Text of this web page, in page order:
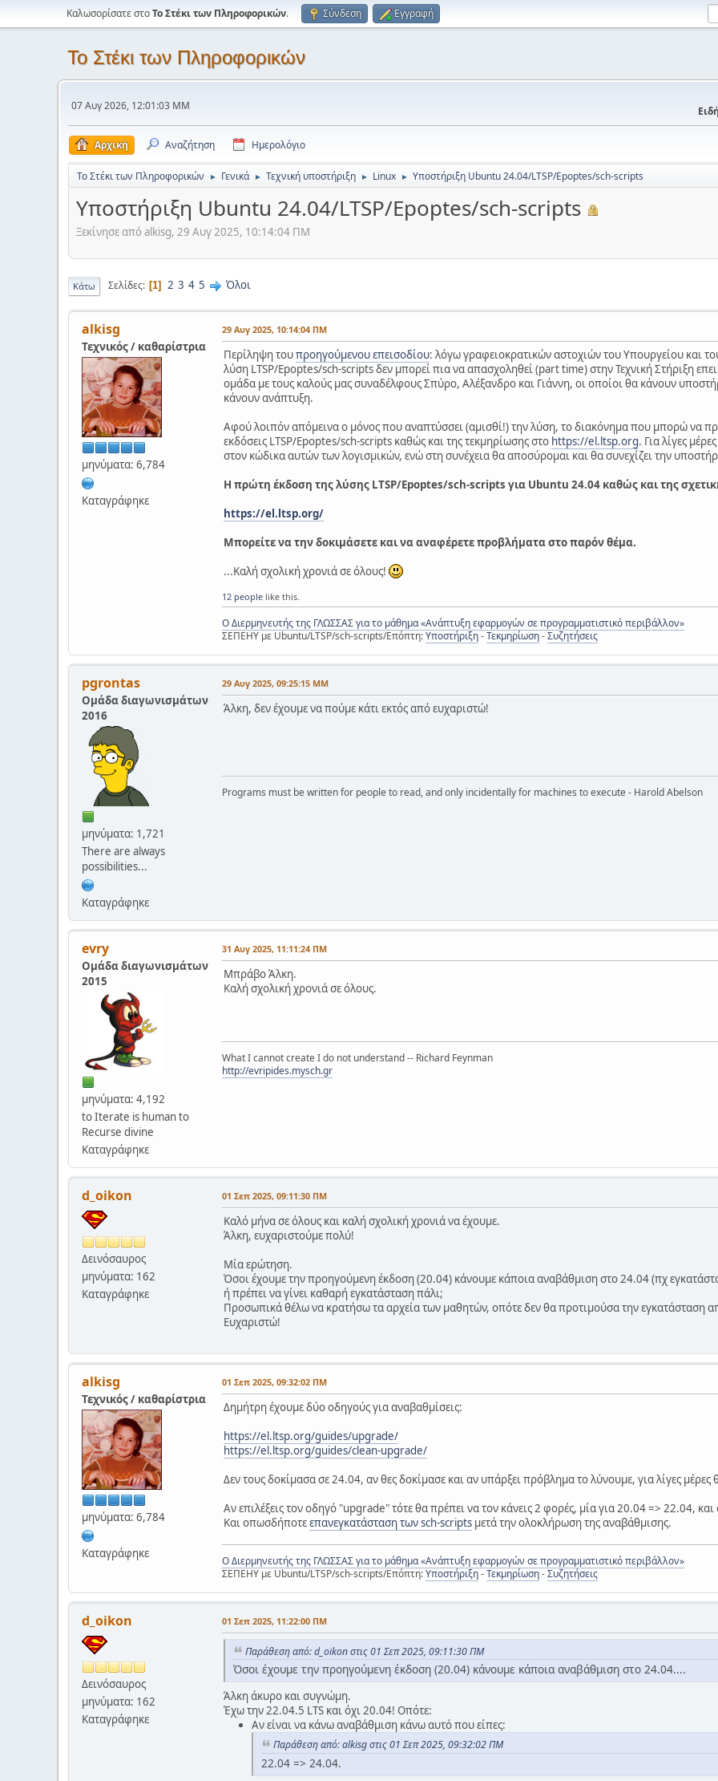
Καλωσορίσατε στοΤο Στέκι των Πληροφορικών. Σύνδεση Εγγραφή
Το Στέκι των Πληροφορικών
07 Αυγ 2026, 12:01:03 ΜΜ
Αρχική Αναζήτηση Ημερολόγιο
Το Στέκι των Πληροφορικών ► Γενικά ► Τεχνική υποστήριξη ► Linux ► Υποστήριξη Ubuntu 24.04/LTSP/Epoptes/sch-scripts
Υποστήριξη Ubuntu 24.04/LTSP/Epoptes/sch-scripts
Ξεκίνησε από alkisg, 29 Αυγ 2025, 10:14:04 ΠΜ
Κάτω Σελίδες 1 2 3 4 5 Όλοι
alkisg
Τεχνικός / καθαρίστρια
μηνύματα: 6,784
Καταγράφηκε
29 Αυγ 2025, 10:14:04 ΠΜ
Περίληψη τουπροηγούμενου επεισοδίου: λόγω γραφειοκρατικών αστοχιών του Υπουργείου και
λύση LTSP/Epoptes/sch-scripts δεν μπορεί πια να απασχοληθεί (part time) στην Τεχνική Στήριξη
ομάδα με τους καλούς μας συναδέλφους Σπύρο, Αλέξανδρο και Γιάννη, οι οποίοι θα κάνουν
κάνουν ανάπτυξη.
Αφού λοιπόν απόμεινα ο μόνος που αναπτύσσει (αμισθί!) την λύση, το διακόνημα που μπορώ να
εκδόσεις LTSP/Epoptes/sch-scripts καθώς και της τεκμηρίωσης στο https://el.ltsp.org. Για λίγες
στον κώδικα αυτών των λογισμικών, ενώ στη συνέχεια θα αποσύρομαι και θα συνεχίζει την
Η πρώτη έκδοση της λύσης LTSP/Epoptes/sch-scripts για Ubuntu 24.04 καθώς και της
https://el.ltsp.org/
Μπορείτε να την δοκιμάσετε και να αναφέρετε προβλήματα στο παρόν θέμα.
...Καλή σχολική χρονιά σε όλους!
12 people like this.
Ο Διερμηνευτής της ΓΛΩΣΣΑΣ για το μάθημα «Ανάπτυξη εφαρμογών σε προγραμματιστικό περιβάλλον»
ΣΕΠΕΗΥ με Ubuntu/LTSP/sch-scripts/Επόπτη:Υποστήριξη-Τεκμηρίωση-Συζητήσεις
pgrontas
Ομάδα διαγωνισμάτων
2016
μηνύματα: 1,721
There are always
possibilities...
Καταγράφηκε
29 Αυγ 2025, 09:25:15 ΜΜ
Άλκη, δεν έχουμε να πούμε κάτι εκτός από ευχαριστώ!
Programs must be written for people to read, and only incidentally for machines to execute - Harold Abelson
evry
Ομάδα διαγωνισμάτων
2015
μηνύματα: 4,192
to Iterate is human to
Recurse divine
Καταγράφηκε
31 Αυγ 2025, 11:11:24 ΠΜ
Μπράβο Άλκη.
Καλή σχολική χρονιά σε όλους.
What I cannot create I do not understand -- Richard Feynman
http://evripides.mysch.gr
d_oikon
Δεινόσαυρος
μηνύματα: 162
Καταγράφηκε
01 Σεπ 2025, 09:11:30 ΠΜ
Καλό μήνα σε όλους και καλή σχολική χρονιά να έχουμε.
Άλκη, ευχαριστούμε πολύ!
Μία ερώτηση.
Όσοι έχουμε την προηγούμενη έκδοση (20.04) κάνουμε κάποια αναβάθμιση στο 24.04 (πχ
ή πρέπει να γίνει καθαρή εγκατάσταση πάλι;
Προσωπικά θέλω να κρατήσω τα αρχεία των μαθητών, οπότε δεν θα προτιμούσα την εγκατάσταση
Ευχαριστώ!
alkisg
Τεχνικός / καθαρίστρια
μηνύματα: 6,784
Καταγράφηκε
01 Σεπ 2025, 09:32:02 ΠΜ
Δημήτρη έχουμε δύο οδηγούς για αναβαθμίσεις:
https://el.ltsp.org/guides/upgrade/
https://el.ltsp.org/guides/clean-upgrade/
Δεν τους δοκίμασα σε 24.04, αν θες δοκίμασε και αν υπάρξει πρόβλημα το λύνουμε, για λίγες
Αν επιλέξεις τον οδηγό "upgrade" τότε θα πρέπει να τον κάνεις 2 φορές, μία για 20.04 => 22.04,
Και οπωσδήποτεεπανεγκατάσταση των sch-scripts μετά την ολοκλήρωση της αναβάθμισης.
Ο Διερμηνευτής της ΓΛΩΣΣΑΣ για το μάθημα «Ανάπτυξη εφαρμογών σε προγραμματιστικό περιβάλλον»
ΣΕΠΕΗΥ με Ubuntu/LTSP/sch-scripts/Επόπτη:Υποστήριξη-Τεκμηρίωση-Συζητήσεις
d_oikon
Δεινόσαυρος
μηνύματα: 162
Καταγράφηκε
01 Σεπ 2025, 11:22:00 ΠΜ
Παράθεση από: d_oikon στις 01 Σεπ 2025, 09:11:30 ΠΜ
Όσοι έχουμε την προηγούμενη έκδοση (20.04) κάνουμε κάποια αναβάθμιση στο 24.04....
Άλκη άκυρο και συγνώμη.
Έχω την 22.04.5 LTS και όχι 20.04! Οπότε:
Αν είναι να κάνω αναβάθμιση κάνω αυτό που είπες:
Παράθεση από: alkisg στις 01 Σεπ 2025, 09:32:02 ΠΜ
22.04 => 24.04.